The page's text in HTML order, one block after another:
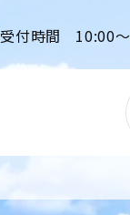
受付時間 10:00